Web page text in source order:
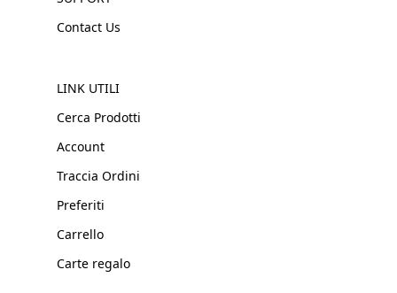
Contact Us
LINK UTILI
Cerca Prodotti
Account
Traccia Ordini
Preferiti
Carrello
Carte regalo